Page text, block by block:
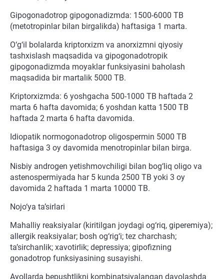
Gipogonadotrop gipogonadizmda: 1500-6000 TB
(metotropinlar bilan birgalikda) haftasiga 1 marta.
O‘g‘il bolalarda kriptorxizm va anorxizmni qiyosiy
tashxislash maqsadida va gipogonadotropik
gipogonadizmda moyaklar funksiyasini baholash
maqsadida bir martalik 5000 TB.
Kriptorxizmda: 6 yoshgacha 500-1000 TB haftada 2
marta 6 hafta davomida; 6 yoshdan katta 1500 TB
haftada 2 marta 6 hafta davomida.
Idiopatik normogonadotrop oligospermin 5000 TB
haftasiga 3 oy davomida menotropinlar bilan birga.
Nisbiy androgen yetishmovchiligi bilan bog‘liq oligo va
astenospermiyada har 5 kunda 2500 TB yoki 3 oy
davomida 2 haftada 1 marta 10000 TB.
Nojo‘ya ta’sirlari
Mahalliy reaksiyalar (kiritilgan joydagi og‘riq, giperemiya);
allergik reaksiyalar; bosh og‘rig‘i; tez charchash;
ta’sirchanlik; xavotirlik; depressiya; gipofizning
gonadotrop funksiyasining susayishi.
Ayollarda bepushtlikni kombinatsiyalangan davolashda